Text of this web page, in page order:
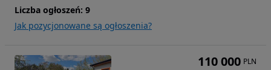
Liczba ogłoszeń: 9
Jak pozycjonowane są ogłoszenia?
110 000 PLN